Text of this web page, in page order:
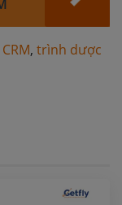
, trình dược